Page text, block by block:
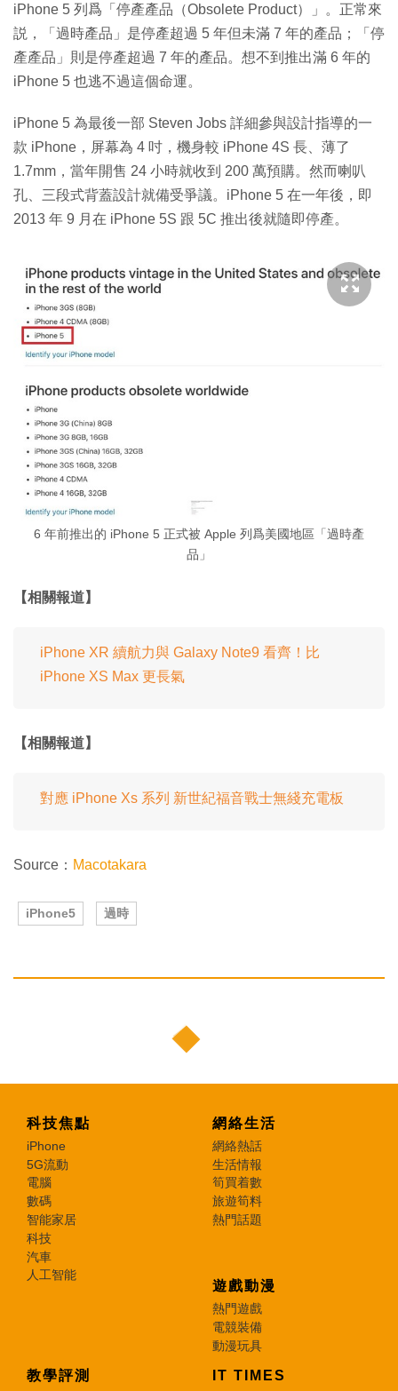
iPhone 5 列爲「停產產品（Obsolete Product）」。正常來
説，「過時產品」是停產超過 5 年但未滿 7 年的產品；「停
產產品」則是停產超過 7 年的產品。想不到推出滿 6 年的
iPhone 5 也逃不過這個命運。
iPhone 5 為最後一部 Steven Jobs 詳細參與設計指導的一
款 iPhone，屏幕為 4 吋，機身較 iPhone 4S 長、薄了
1.7mm，當年開售 24 小時就收到 200 萬預購。然而喇叭
孔、三段式背蓋設計就備受爭議。iPhone 5 在一年後，即
2013 年 9 月在 iPhone 5S 跟 5C 推出後就隨即停產。
6 年前推出的 iPhone 5 正式被 Apple 列爲美國地區「過時產
品」
【相關報道】
iPhone XR 續航力與 Galaxy Note9 看齊！比
iPhone XS Max 更長氣
【相關報道】
對應 iPhone Xs 系列 新世紀福音戰士無綫充電板
Source： Macotakara
iPhone5 過時
科技焦點
iPhone
5G流動
電腦
數碼
智能家居
科技
汽車
人工智能
網絡生活
網絡熱話
生活情報
筍買着數
旅遊筍料
熱門話題
遊戲動漫
熱門遊戲
電競裝備
動漫玩具
教學評測 IT TIMES